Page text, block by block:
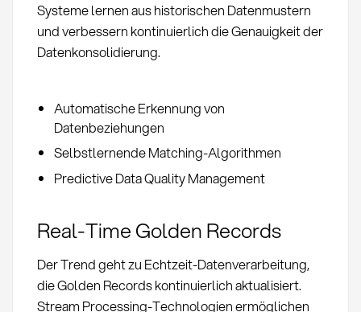
Systeme lernen aus historischen Datenmustern
und verbessern kontinuierlich die Genauigkeit der
Datenkonsolidierung.
Automatische Erkennung von
Datenbeziehungen
Selbstlernende Matching-Algorithmen
Predictive Data Quality Management
Real-Time Golden Records
Der Trend geht zu Echtzeit-Datenverarbeitung,
die Golden Records kontinuierlich aktualisiert.
Stream Processing-Technologien ermöglichen